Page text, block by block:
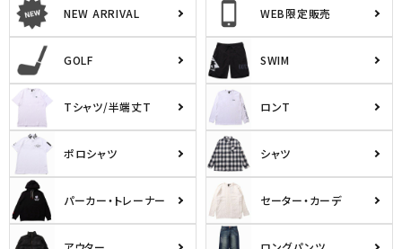
NEW ARRIVAL WEB限定販売
GOLF SWIM
Tシャツ/半端丈T ロンT
ポロシャツ シャツ
パーカー・トレーナー セーター・カーデ